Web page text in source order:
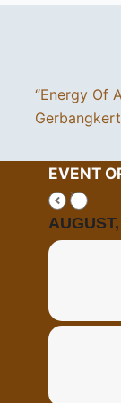
“Energy Of
EVENT